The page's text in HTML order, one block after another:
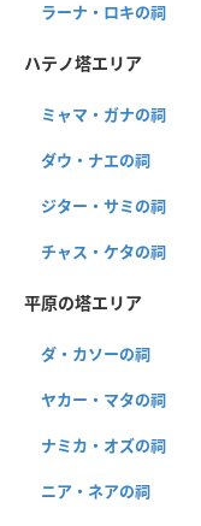
ラーナ・ロキの祠
ハテノ塔エリア
ミャマ・ガナの祠
ダウ・ナエの祠
ジター・サミの祠
チャス・ケタの祠
平原の塔エリア
ダ・カソーの祠
ヤカー・マタの祠
ナミカ・オズの祠
ニア・ネアの祠